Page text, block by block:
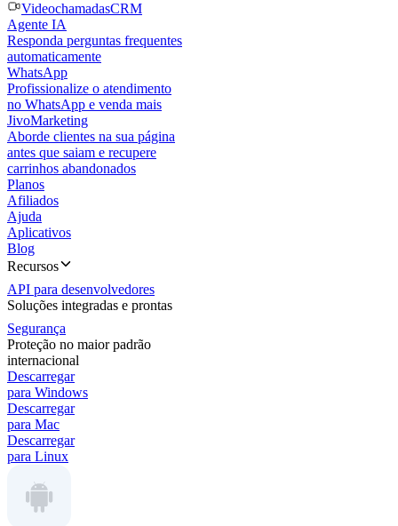
VideochamadasCRM
Agente IA
Responda perguntas frequentes
automaticamente
WhatsApp
Profissionalize o atendimento
no WhatsApp e venda mais
JivoMarketing
Aborde clientes na sua página
antes que saiam e recupere
carrinhos abandonados
Planos
Afiliados
Ajuda
Aplicativos
Blog
Recursos
API para desenvolvedores
Soluções integradas e prontas
Segurança
Proteção no maior padrão
internacional
Descarregar
para Windows
Descarregar
para Mac
Descarregar
para Linux